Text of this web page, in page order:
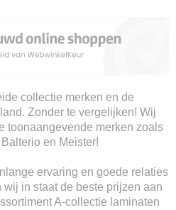
collectie merken en de
Zonder te vergelijken! Wij
toonaangevende merken zoals
en Meister!
ervaring en goede relaties
in staat de beste prijzen aan
A-collectie laminaten